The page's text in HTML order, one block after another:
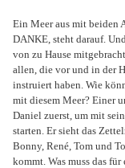
Ein Meer aus mit beiden
DANKE, steht darauf.
von zu Hause
allen, die vor und in der
instruiert haben. Wie
mit diesem Meer? Einer
Daniel zuerst, um mit
starten. Er sieht das
Bonny, René, Tom und
kommt. Was muss das